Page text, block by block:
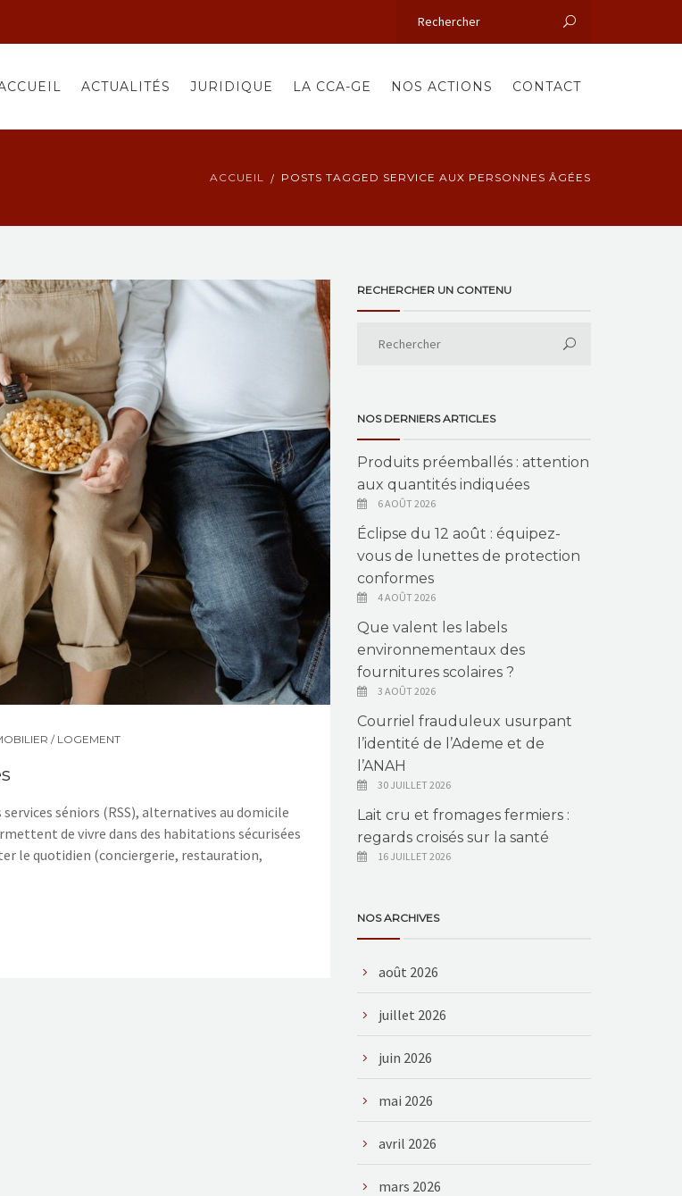
ACTUALITÉS JURIDIQUE LA CCA-GE NOS ACTIONS CONTACT
ACCUEIL POSTS TAGGED SERVICE AUX PERSONNES ÂGÉES
/ LOGEMENT
services séniors (RSS), alternatives au domicile
de vivre dans des habitations sécurisées
le quotidien (conciergerie, restauration,
RECHERCHER UN CONTENU
NOS DERNIERS ARTICLES
Produits préemballés : attention
aux quantités indiquées
6 AOÛT 2026
Éclipse du 12 août : équipez-
vous de lunettes de protection
conformes
4 AOÛT 2026
Que valent les labels
environnementaux des
fournitures scolaires ?
3 AOÛT 2026
Courriel frauduleux usurpant
l’identité de l’Ademe et de
l’ANAH
30 JUILLET 2026
Lait cru et fromages fermiers :
regards croisés sur la santé
16 JUILLET 2026
NOS ARCHIVES
août 2026
juillet 2026
juin 2026
mai 2026
avril 2026
mars 2026